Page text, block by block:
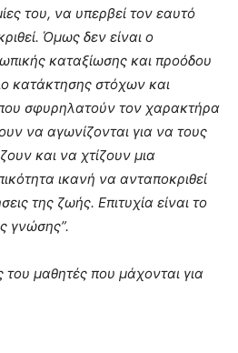
του, να υπερβεί τον εαυτό
Όμως δεν είναι ο
καταξίωσης και προόδου
κατάκτησης στόχων και
σφυρηλατούν τον χαρακτήρα
να αγωνίζονται για να τους
και να χτίζουν μια
ικανή να ανταποκριθεί
της ζωής. Επιτυχία είναι το
γνώσης”.
του μαθητές που μάχονται για